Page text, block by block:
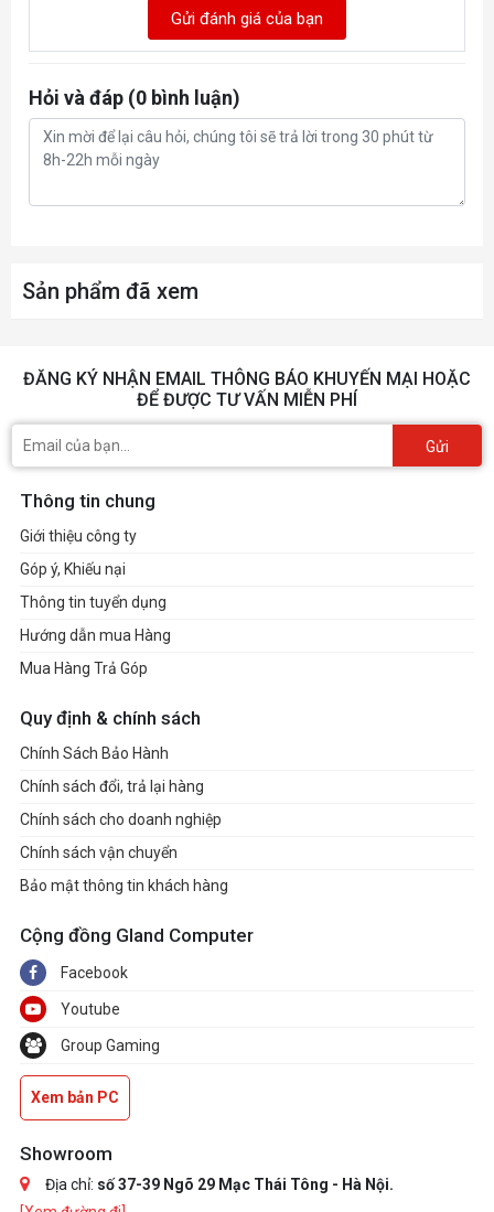
Gửi đánh giá của bạn
Hỏi và đáp (0 bình luận)
Sản phẩm đã xem
ĐĂNG KÝ NHẬN EMAIL THÔNG BÁO KHUYẾN MẠI HOẶC
ĐỂ ĐƯỢC TƯ VẤN MIỄN PHÍ
Gửi
Thông tin chung
Giới thiệu công ty
Góp ý, Khiếu nại
Thông tin tuyển dụng
Hướng dẫn mua Hàng
Mua Hàng Trả Góp
Quy định & chính sách
Chính Sách Bảo Hành
Chính sách đổi, trả lại hàng
Chính sách cho doanh nghiệp
Chính sách vận chuyển
Bảo mật thông tin khách hàng
Cộng đồng Gland Computer
Facebook
Youtube
Group Gaming
Xem bản PC
Showroom
Địa chỉ: số 37-39 Ngõ 29 Mạc Thái Tông - Hà Nội.